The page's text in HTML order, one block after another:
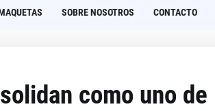
SOBRE NOSOTROS CONTACTO
como uno de